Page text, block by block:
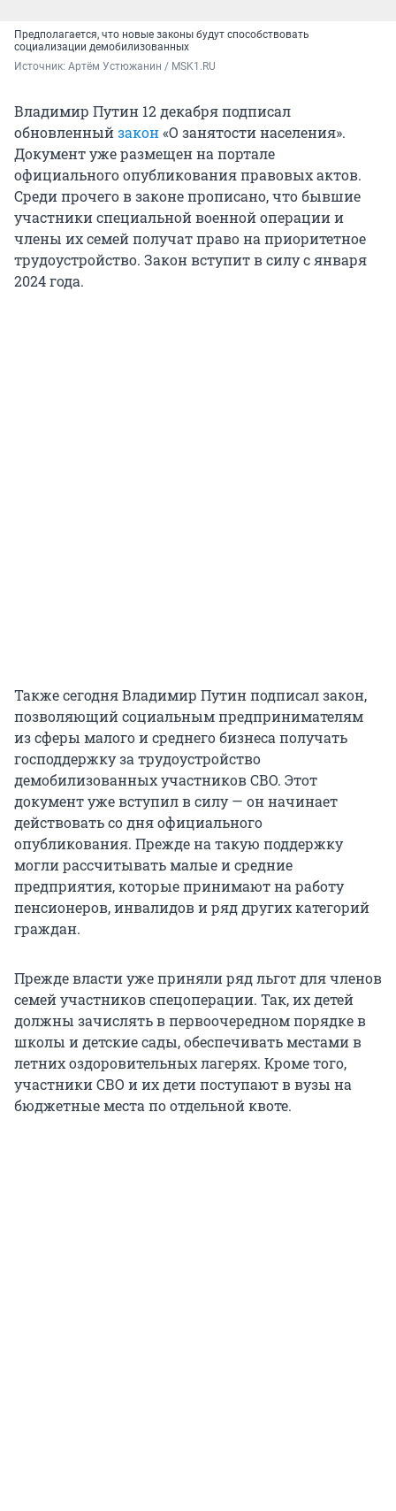
Предполагается, что новые законы будут способствовать
социализации демобилизованных
Источник: Артём Устюжанин / MSK1.RU
Владимир Путин 12 декабря подписал
обновленныйзакон«О занятости населения».
Документ уже размещен на портале
официального опубликования правовых актов.
Среди прочего в законе прописано, что бывшие
участники специальной военной операции и
члены их семей получат право на приоритетное
трудоустройство. Закон вступит в силу с января
2024 года.
Также сегодня Владимир Путин подписал закон,
позволяющий социальным предпринимателям
из сферы малого и среднего бизнеса получать
господдержку за трудоустройство
демобилизованных участников СВО. Этот
документ уже вступил в силу — он начинает
действовать со дня официального
опубликования. Прежде на такую поддержку
могли рассчитывать малые и средние
предприятия, которые принимают на работу
пенсионеров, инвалидов и ряд других категорий
граждан.
Прежде власти уже приняли ряд льгот для членов
семей участников спецоперации. Так, их детей
должны зачислять в первоочередном порядке в
школы и детские сады, обеспечивать местами в
летних оздоровительных лагерях. Кроме того,
участники СВО и их дети поступают в вузы на
бюджетные места по отдельной квоте.